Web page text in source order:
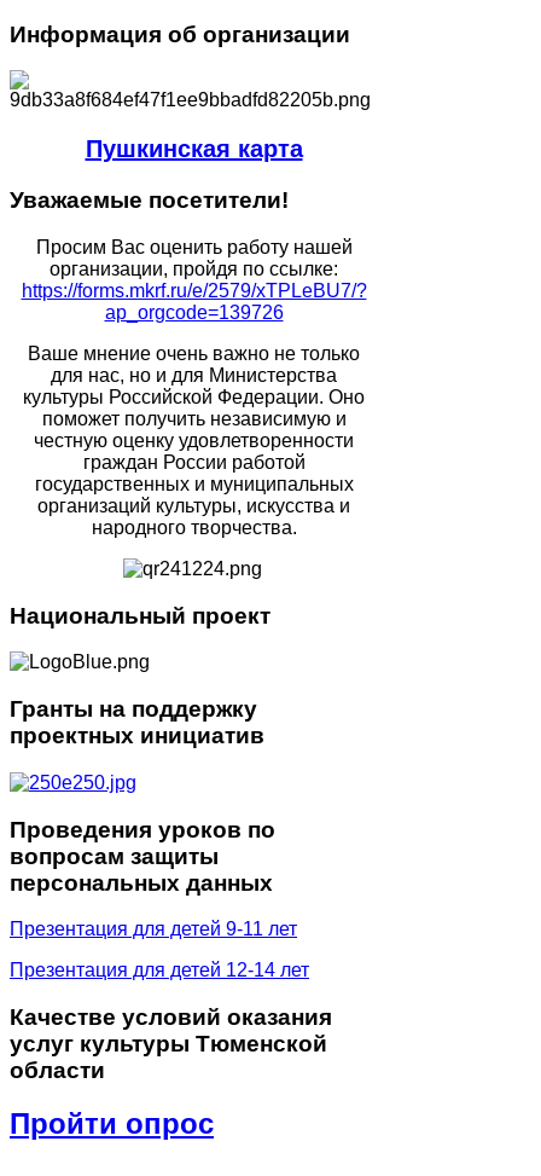
Информация об организации
Пушкинская карта
Уважаемые посетители!
Просим Вас оценить работу нашей
организации, пройдя по ссылке:
https://forms.mkrf.ru/e/2579/xTPLeBU7/?
ap_orgcode=139726
Ваше мнение очень важно не только
для нас, но и для Министерства
культуры Российской Федерации. Оно
поможет получить независимую и
честную оценку удовлетворенности
граждан России работой
государственных и муниципальных
организаций культуры, искусства и
народного творчества.
Национальный проект
Гранты на поддержку
проектных инициатив
Проведения уроков по
вопросам защиты
персональных данных
Презентация для детей 9-11 лет
Презентация для детей 12-14 лет
Качестве условий оказания
услуг культуры Тюменской
области
Пройти опрос